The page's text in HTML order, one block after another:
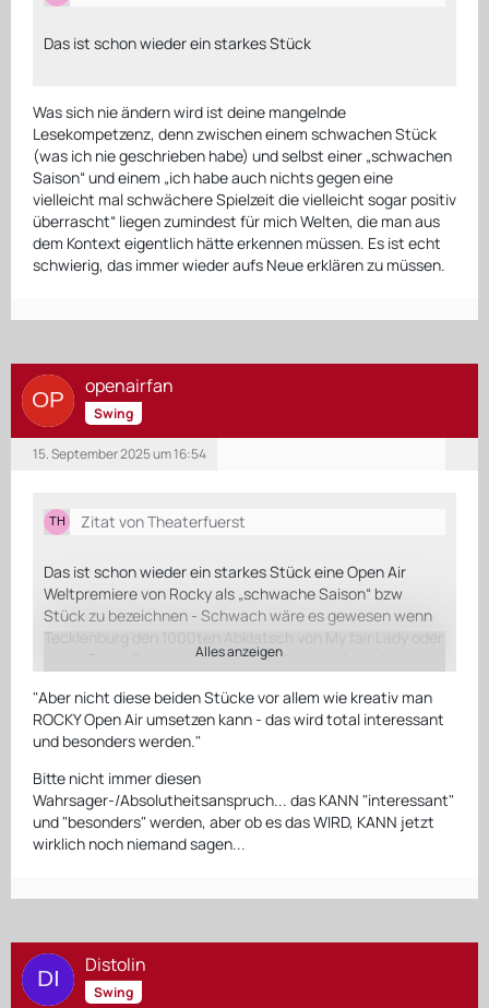
Das ist schon wieder ein starkes Stück
Was sich nie ändern wird ist deine mangelnde
Lesekompetzenz, denn zwischen einem schwachen Stück
(was ich nie geschrieben habe) und selbst einer „schwachen
Saison“ und einem „ich habe auch nichts gegen eine
vielleicht mal schwächere Spielzeit die vielleicht sogar positiv
überrascht“ liegen zumindest für mich Welten, die man aus
dem Kontext eigentlich hätte erkennen müssen. Es ist echt
schwierig, das immer wieder aufs Neue erklären zu müssen.
openairfan
Swing
15. September 2025 um 16:54
Zitat von Theaterfuerst
Das ist schon wieder ein starkes Stück eine Open Air
Weltpremiere von Rocky als „schwache Saison“ bzw
Stück zu bezeichnen - Schwach wäre es gewesen wenn
Tecklenburg den 1000ten Abklatsch von My fair Lady oder
Jesus Christ Superstar gebracht hätte wie fast alle
gewesen
Aber nicht diese beiden Stücke vor allem wie kreativ man
ROCKY Open Air umsetzen kann - das wird total
interessant und besonders werden
Ist das allererste Stück, dass in Deutschland entwickelt
wurde mit internationalem Kreativteam 3 Jahre Open End
in Hamburg lief und dann sogar an den Broadway kam -
Die Spanier haben gute Musicals nicht nur den Medicus -
Gorden & seinen Erben geschätzt - im Gegensatz zur
„Klamouk“-Version in Fulda die mit dem
schriftstellerischen Werk Noah Gordens wenig zu tun
Alles anzeigen
"Aber nicht diese beiden Stücke vor allem wie kreativ man
ROCKY Open Air umsetzen kann - das wird total interessant
und besonders werden."
Bitte nicht immer diesen
Wahrsager-/Absolutheitsanspruch... das KANN "interessant"
und "besonders" werden, aber ob es das WIRD, KANN jetzt
wirklich noch niemand sagen...
Distolin
Swing